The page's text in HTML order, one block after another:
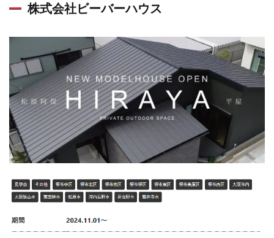
株式会社ビーバーハウス